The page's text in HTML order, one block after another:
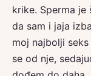
krike. Sperma je
da sam i jaja
moj najbolji
se od nje,